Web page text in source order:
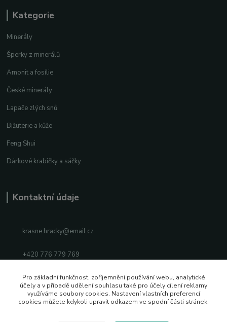
Kategorie
Minerály
Šperky z minerálů
Amonit a fosílie
České minerály
Lapače zlých snů
Bižuterie a kůže
Feng Shui
Dárkové krabičky a sáčky
Kontaktní údaje
krasne.hracky@email.cz
+420 776 779 769
Facebook
Instagram
Pro základní funkčnost, zpříjemnění používání webu, analytické
účely a v případě udělení souhlasu také pro účely cílení reklamy
využíváme soubory cookies. Nastavení vlastních preferencí
cookies můžete kdykoli upravit odkazem ve spodní části stránek.